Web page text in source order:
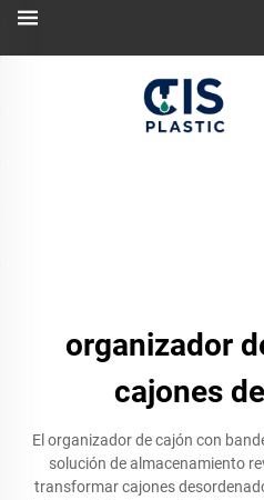
organizador
cajones
El organizador de cajón con
solución de almacenamiento
transformar cajones